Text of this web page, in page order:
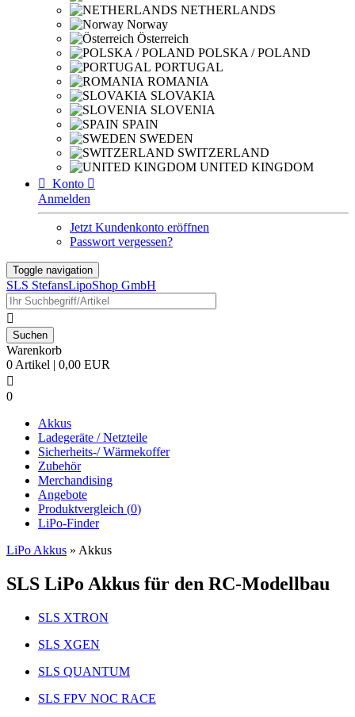
NETHERLANDS
Norway
Österreich
POLSKA / POLAND
PORTUGAL
ROMANIA
SLOVAKIA
SLOVENIA
SPAIN
SWEDEN
SWITZERLAND
UNITED KINGDOM
 Konto 
Anmelden
Jetzt Kundenkonto eröffnen
Passwort vergessen?
Toggle navigation
SLS StefansLipoShop GmbH

Warenkorb
0 Artikel | 0,00 EUR

0
Akkus
Ladegeräte / Netzteile
Sicherheits-/ Wärmekoffer
Zubehör
Merchandising
Angebote
Produktvergleich (0)
LiPo-Finder
LiPo Akkus » Akkus
SLS LiPo Akkus für den RC-Modellbau
SLS XTRON
SLS XGEN
SLS QUANTUM
SLS FPV NOC RACE